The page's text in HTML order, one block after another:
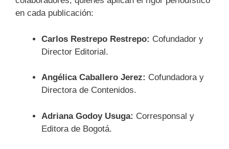
en cada publicación:
Carlos Restrepo Restrepo: Cofundador y
Director Editorial.
Angélica Caballero Jerez: Cofundadora y
Directora de Contenidos.
Adriana Godoy Usuga: Corresponsal y
Editora de Bogotá.